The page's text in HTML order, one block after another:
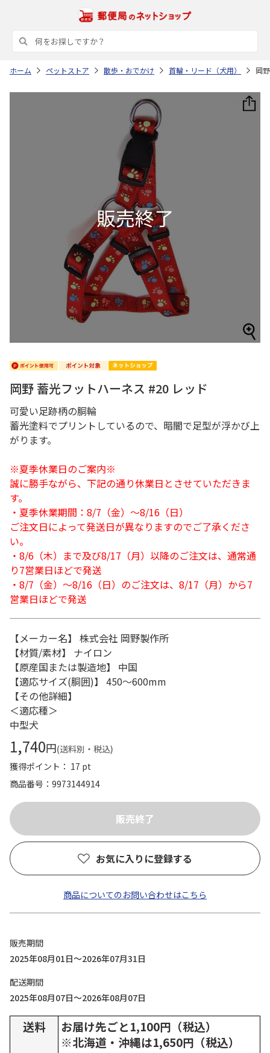
ホーム ペットストア 散歩・おでかけ 首輪・リード（犬用） 岡
岡野 蓄光フットハーネス #20 レッド
可愛い足跡柄の胴輪
蓄光塗料でプリントしているので、暗闇で足型が浮かび上
がります。
※夏季休業日のご案内※
誠に勝手ながら、下記の通り休業日とさせていただきま
す。
・夏季休業期間：8/7（金）～8/16（日）
ご注文日によって発送日が異なりますのでご了承くださ
い。
・8/6（木）まで及び8/17（月）以降のご注文は、通常通
り7営業日ほどで発送
・8/7（金）～8/16（日）のご注文は、8/17（月）から7
営業日ほどで発送
【メーカー名】 株式会社 岡野製作所
【材質/素材】 ナイロン
【原産国または製造地】 中国
【適応サイズ(胴囲)】 450～600mm
【その他詳細】
＜適応種＞
中型犬
1,740円(送料別・税込)
獲得ポイント： 17 pt
商品番号
9973144914
お気に入りに登録する
商品についてのお問い合わせはこちら
販売期間
2025年08月01日～2026年07月31日
配送期間
2025年08月07日～2026年08月07日
送料
お届け先ごと1,100円（税込）
※北海道・沖縄は1,650円（税込）